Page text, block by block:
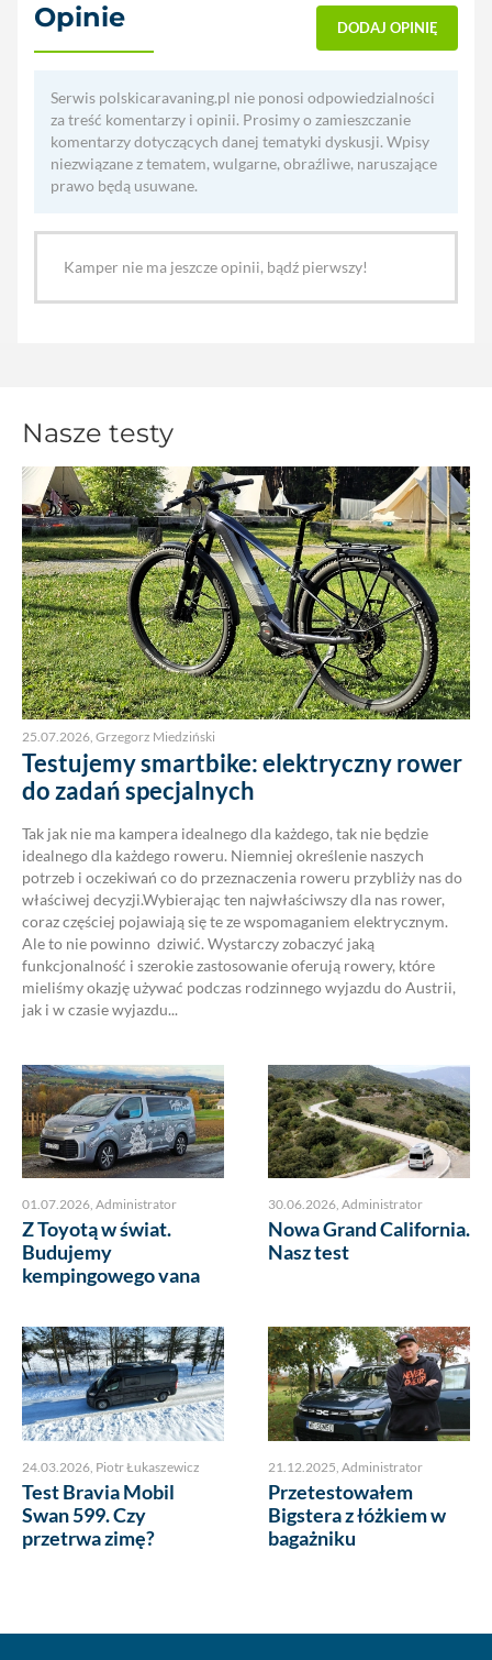
Opinie DODAJ OPINIĘ
Serwis polskicaravaning.pl nie ponosi odpowiedzialności
za treść komentarzy i opinii. Prosimy o zamieszczanie
komentarzy dotyczących danej tematyki dyskusji. Wpisy
niezwiązane z tematem, wulgarne, obraźliwe, naruszające
prawo będą usuwane.
Kamper nie ma jeszcze opinii, bądź pierwszy!
Nasze testy
25.07.2026 Grzegorz Miedziński
Testujemy smartbike: elektryczny rower
do zadań specjalnych
Tak jak nie ma kampera idealnego dla każdego, tak nie będzie
idealnego dla każdego roweru. Niemniej określenie naszych
potrzeb i oczekiwań co do przeznaczenia roweru przybliży nas do
właściwej decyzji.Wybierając ten najwłaściwszy dla nas rower,
coraz częściej pojawiają się te ze wspomaganiem elektrycznym.
Ale to nie powinno dziwić. Wystarczy zobaczyć jaką
funkcjonalność i szerokie zastosowanie oferują rowery, które
mieliśmy okazję używać podczas rodzinnego wyjazdu do Austrii,
jak i w czasie wyjazdu...
01.07.2026, Administrator
Z Toyotą w świat.
Budujemy
kempingowego vana
30.06.2026, Administrator
Nowa Grand California.
Nasz test
24.03.2026 Piotr Łukaszewicz
Test Bravia Mobil
Swan 599. Czy
przetrwa zimę?
21.12.2025 Administrator
Przetestowałem
Bigstera z łóżkiem w
bagażniku